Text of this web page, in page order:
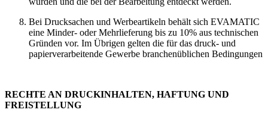
Bei Drucksachen und Werbeartikeln behält sich EVAMATIC
eine Minder- oder Mehrlieferung bis zu 10% aus technischen
Gründen vor. Im Übrigen gelten die für das druck- und
papierverarbeitende Gewerbe branchenüblichen Bedingungen
RECHTE AN DRUCKINHALTEN, HAFTUNG UND
FREISTELLUNG